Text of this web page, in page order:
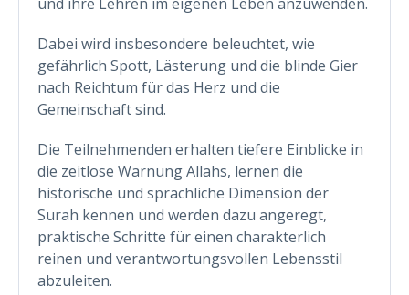
Dabei wird insbesondere beleuchtet, wie
gefährlich Spott, Lästerung und die blinde Gier
nach Reichtum für das Herz und die
Gemeinschaft sind.
Die Teilnehmenden erhalten tiefere Einblicke in
die zeitlose Warnung Allahs, lernen die
historische und sprachliche Dimension der
Surah kennen und werden dazu angeregt,
praktische Schritte für einen charakterlich
reinen und verantwortungsvollen Lebensstil
abzuleiten.